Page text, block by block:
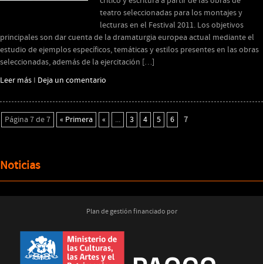
teatro seleccionadas para los montajes y
lecturas en el Festival 2011. Los objetivos
principales son dar cuenta de la dramaturgia europea actual mediante el
estudio de ejemplos específicos, temáticas y estilos presentes en las obras
seleccionadas, además de la ejercitación […]
Leer más I Deja un comentario
Página 7 de 7 « Primera « ... 3 4 5 6 7
Noticias
Plan de gestión financiado por